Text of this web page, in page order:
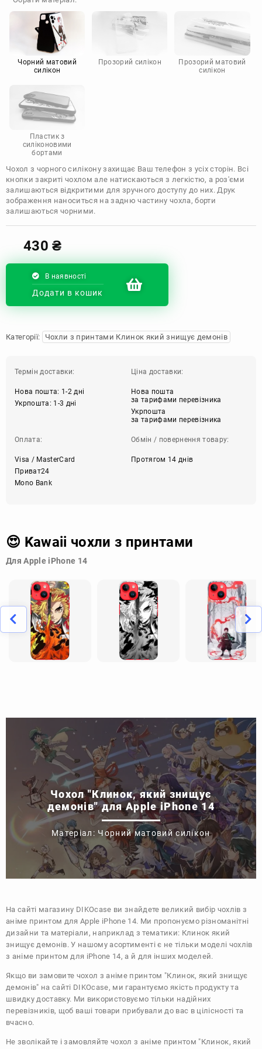
Doogee
Infinix
Sony
Motorola
Чорний матовий
силікон
Прозорий силікон
Прозорий матовий
силікон
Пластик з
силіконовими
бортами
Чохол з чорного силікону захищає Ваш телефон з усіх сторін. Всі
кнопки закриті чохлом але натискаються з легкістю, а роз'єми
залишаються відкритими для зручного доступу до них. Друк
зображення наноситься на задню частину чохла, борти
залишаються чорними.
430₴
В наявності
Додати в кошик
Категорії: Чохли з принтами Клинок який знищує демонів
Термін доставки:
Нова пошта: 1-2 дні
Укрпошта: 1-3 дні
Ціна доставки:
Нова пошта
за тарифами перевізника
Укрпошта
за тарифами перевізника
Оплата:
Visa / MasterCard
Приват24
Mono Bank
Обмін / повернення товару:
Протягом 14 днів
😍 Kawaii чохли з принтами
Для Apple iPhone 14
Чохол "Клинок, який знищує
демонів" для Apple iPhone 14
Матеріал: Чорний матовий силікон
На сайті магазину DIKOcase ви знайдете великий вибір чохлів з
аніме принтом для Apple iPhone 14. Ми пропонуємо різноманітні
дизайни та матеріали, наприклад з тематики: Клинок який
знищує демонів. У нашому асортименті є не тільки моделі чохлів
з аніме принтом для iPhone 14, а й для інших моделей.
Якщо ви замовите чохол з аніме принтом "Клинок, який знищує
демонів" на сайті DIKOcase, ми гарантуємо якість продукту та
швидку доставку. Ми використовуємо тільки надійних
перевізників, щоб ваші товари прибували до вас в цілісності та
вчасно.
Не зволікайте і замовляйте чохол з аніме принтом "Клинок, який